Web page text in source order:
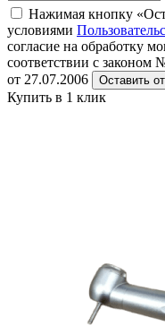
Нажимая кнопку
условиями
согласие на обработку
соответствии с
от 27.07.2006
Оставить
Купить в 1 клик